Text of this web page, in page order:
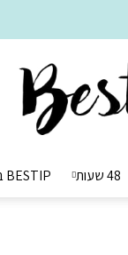
48 שעות BESTIP בתקשורת